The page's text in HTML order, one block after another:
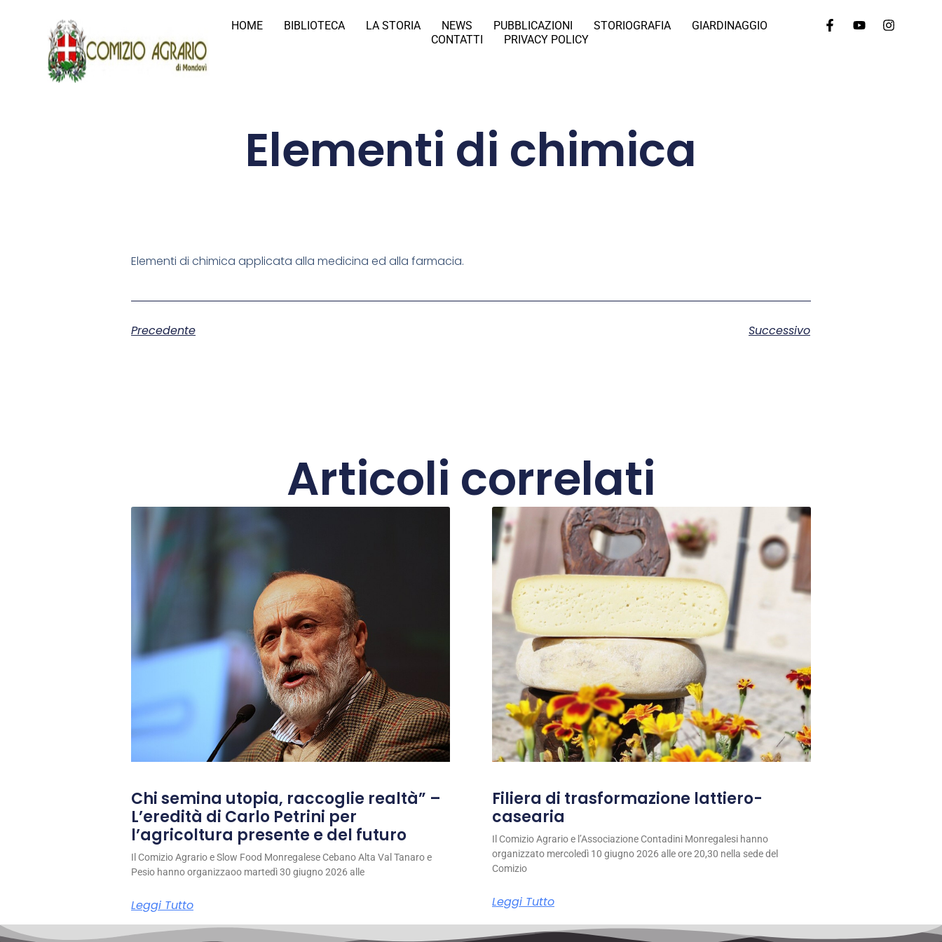
HOME BIBLIOTECA LA STORIA NEWS PUBBLICAZIONI STORIOGRAFIA
GIARDINAGGIO
CONTATTI
PRIVACY POLICY
Elementi di chimica
Elementi di chimica applicata alla medicina ed alla farmacia.
Precedente Successivo
Articoli correlati
Chi semina utopia, raccoglie realtà” –
L’eredità di Carlo Petrini per
l’agricoltura presente e del futuro
Il Comizio Agrario e Slow Food Monregalese Cebano Alta Val Tanaro e
Pesio hanno organizzaoo martedì 30 giugno 2026 alle
Leggi Tutto
Filiera di trasformazione lattiero-
casearia
Il Comizio Agrario e l’Associazione Contadini Monregalesi hanno
organizzato mercoledì 10 giugno 2026 alle ore 20,30 nella sede del
Comizio
Leggi Tutto